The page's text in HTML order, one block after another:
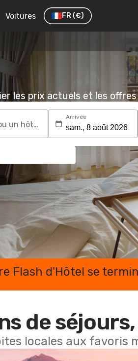
Voitures FR (€)
les prix actuels et les
Recherchez une destination ou un hôtel
Arrivée
Flash d'Hôtel se
de
locales aux favoris